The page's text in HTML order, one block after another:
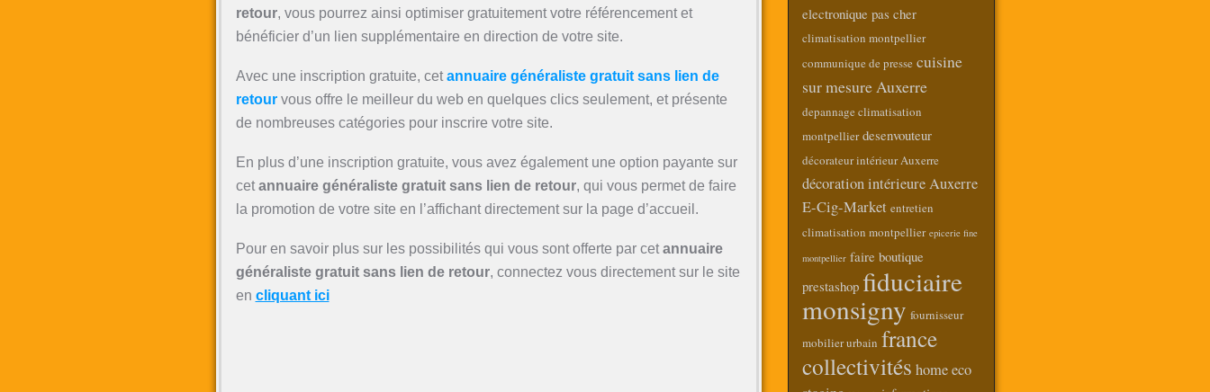
retour, vous pourrez ainsi optimiser gratuitement votre référencement et
bénéficier d’un lien supplémentaire en direction de votre site.
Avec une inscription gratuite, cet annuaire généraliste gratuit sans lien de
retourvous offre le meilleur du web en quelques clics seulement, et présente
de nombreuses catégories pour inscrire votre site.
En plus d’une inscription gratuite, vous avez également une option payante sur
cetannuaire généraliste gratuit sans lien de retour, qui vous permet de faire
la promotion de votre site en l’affichant directement sur la page d’accueil.
Pour en savoir plus sur les possibilités qui vous sont offerte par cet annuaire
généraliste gratuit sans lien de retour, connectez vous directement sur le site
en cliquant ici
electronique pas cher
climatisation montpellier
communique de presse cuisine
sur mesure Auxerre
depannage climatisation
montpellier desenvouteur
décorateur intérieur Auxerre
décoration intérieure Auxerre
E-Cig-Market entretien
climatisation montpellier epicerie fine
montpellier faire boutique
prestashop fiduciaire
monsigny fournisseur
mobilier urbain france
collectivités home eco